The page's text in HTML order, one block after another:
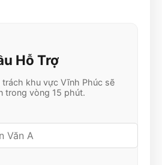
Hỗ Trợ
trách khu vực Vĩnh Phúc sẽ
trong vòng 15 phút.